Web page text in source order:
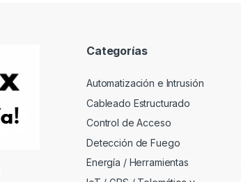
Categorías
Automatización e Intrusión
Cableado Estructurado
Control de Acceso
Detección de Fuego
Energía / Herramientas